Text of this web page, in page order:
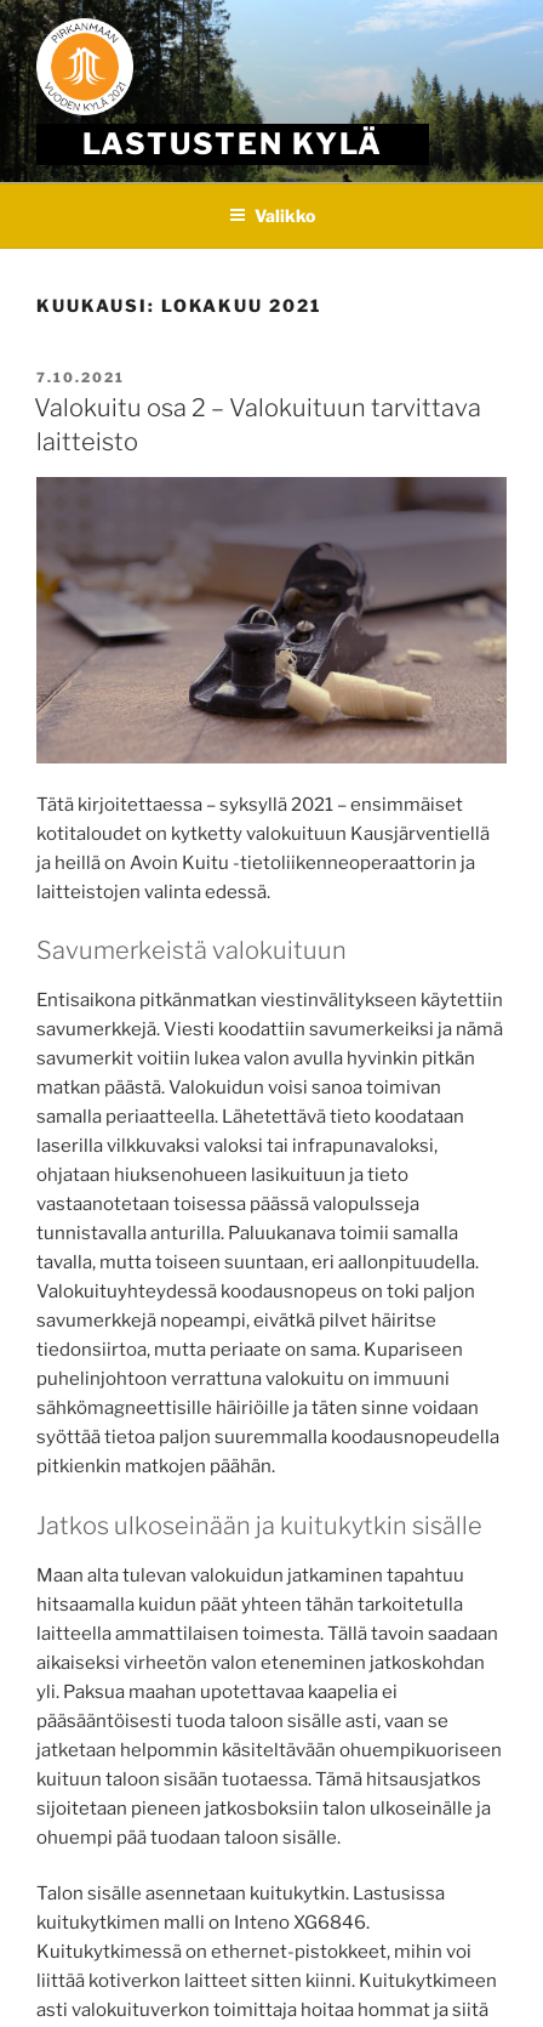
Skip
to
content
LASTUSTEN KYLÄ
Valikko
KUUKAUSI: LOKAKUU 2021
JULKAISTU
7.10.2021
Valokuitu osa 2 – Valokuituun tarvittava
laitteisto
Tätä kirjoitettaessa – syksyllä 2021 – ensimmäiset
kotitaloudet on kytketty valokuituun Kausjärventiellä
ja heillä on Avoin Kuitu -tietoliikenneoperaattorin ja
laitteistojen valinta edessä.
Savumerkeistä valokuituun
Entisaikona pitkänmatkan viestinvälitykseen käytettiin
savumerkkejä. Viesti koodattiin savumerkeiksi ja nämä
savumerkit voitiin lukea valon avulla hyvinkin pitkän
matkan päästä. Valokuidun voisi sanoa toimivan
samalla periaatteella. Lähetettävä tieto koodataan
laserilla vilkkuvaksi valoksi tai infrapunavaloksi,
ohjataan hiuksenohueen lasikuituun ja tieto
vastaanotetaan toisessa päässä valopulsseja
tunnistavalla anturilla. Paluukanava toimii samalla
tavalla, mutta toiseen suuntaan, eri aallonpituudella.
Valokuituyhteydessä koodausnopeus on toki paljon
savumerkkejä nopeampi, eivätkä pilvet häiritse
tiedonsiirtoa, mutta periaate on sama. Kupariseen
puhelinjohtoon verrattuna valokuitu on immuuni
sähkömagneettisille häiriöille ja täten sinne voidaan
syöttää tietoa paljon suuremmalla koodausnopeudella
pitkienkin matkojen päähän.
Jatkos ulkoseinään ja kuitukytkin sisälle
Maan alta tulevan valokuidun jatkaminen tapahtuu
hitsaamalla kuidun päät yhteen tähän tarkoitetulla
laitteella ammattilaisen toimesta. Tällä tavoin saadaan
aikaiseksi virheetön valon eteneminen jatkoskohdan
yli. Paksua maahan upotettavaa kaapelia ei
pääsääntöisesti tuoda taloon sisälle asti, vaan se
jatketaan helpommin käsiteltävään ohuempikuoriseen
kuituun taloon sisään tuotaessa. Tämä hitsausjatkos
sijoitetaan pieneen jatkosboksiin talon ulkoseinälle ja
ohuempi pää tuodaan taloon sisälle.
Talon sisälle asennetaan kuitukytkin. Lastusissa
kuitukytkimen malli on Inteno XG6846.
Kuitukytkimessä on ethernet-pistokkeet, mihin voi
liittää kotiverkon laitteet sitten kiinni. Kuitukytkimeen
asti valokuituverkon toimittaja hoitaa hommat ja siitä